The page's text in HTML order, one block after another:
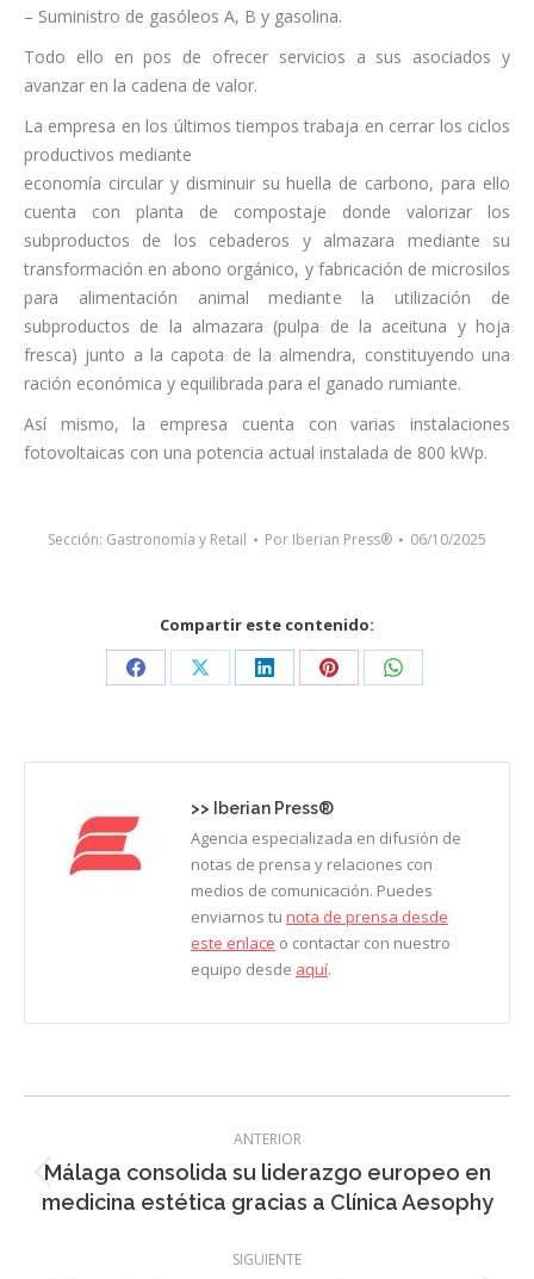
– Suministro de gasóleos A, B y gasolina.
Todo ello en pos de ofrecer servicios a sus asociados y
avanzar en la cadena de valor.
La empresa en los últimos tiempos trabaja en cerrar los ciclos
productivos mediante
economía circular y disminuir su huella de carbono, para ello
cuenta con planta de compostaje donde valorizar los
subproductos de los cebaderos y almazara mediante su
transformación en abono orgánico, y fabricación de microsilos
para alimentación animal mediante la utilización de
subproductos de la almazara (pulpa de la aceituna y hoja
fresca) junto a la capota de la almendra, constituyendo una
ración económica y equilibrada para el ganado rumiante.
Así mismo, la empresa cuenta con varias instalaciones
fotovoltaicas con una potencia actual instalada de 800 kWp.
Sección: Gastronomía y Retail Por Iberian Press® 06/10/2025
Compartir este contenido:
Share
Facebook
Share
X
Share
LinkedIn
Share
Pinterest
Share
WhatsApp
>> Iberian Press®
Agencia especializada en difusión de
notas de prensa y relaciones con
medios de comunicación. Puedes
enviarnos tu nota de prensa desde
este enlace o contactar con nuestro
equipo desde aquí.
entre
entradas
ANTERIOR
Entrada
anterior:
Málaga consolida su liderazgo europeo en
medicina estética gracias a Clínica Aesophy
SIGUIENTE